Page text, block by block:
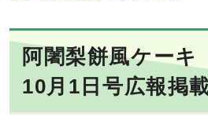
阿闍梨餅風ケーキ
10月1日号広報掲載